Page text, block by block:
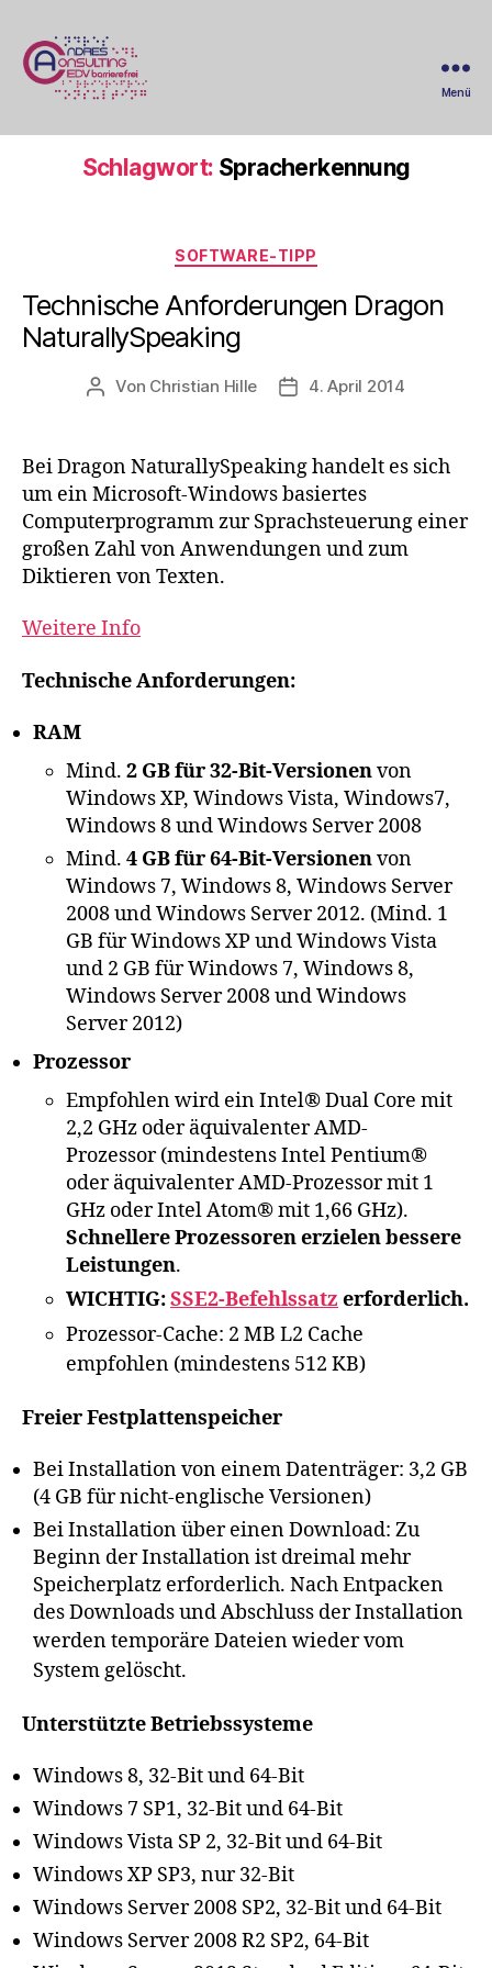
&
Consulting
Menü
Schlagwort: Spracherkennung
Kategorien
SOFTWARE-TIPP
Technische Anforderungen Dragon
NaturallySpeaking
Beitragsautor
Von Christian Hille Beitragsdatum
4. April 2014
Bei Dragon NaturallySpeaking handelt es sich
um ein Microsoft-Windows basiertes
Computerprogramm zur Sprachsteuerung einer
großen Zahl von Anwendungen und zum
Diktieren von Texten.
Weitere Info
Technische Anforderungen:
RAM
Mind. 2 GB für 32-Bit-Versionenvon
Windows XP, Windows Vista, Windows7,
Windows 8 und Windows Server 2008
Mind. 4 GB für 64-Bit-Versionenvon
Windows 7, Windows 8, Windows Server
2008 und Windows Server 2012. (Mind. 1
GB für Windows XP und Windows Vista
und 2 GB für Windows 7, Windows 8,
Windows Server 2008 und Windows
Server 2012)
Prozessor
Empfohlen wird ein Intel® Dual Core mit
2,2 GHz oder äquivalenter AMD-
Prozessor (mindestens Intel Pentium®
oder äquivalenter AMD-Prozessor mit 1
GHz oder Intel Atom® mit 1,66 GHz).
Schnellere Prozessoren erzielen bessere
Leistungen.
WICHTIG:SSE2-Befehlssatz erforderlich.
Prozessor-Cache: 2 MB L2 Cache
empfohlen (mindestens 512 KB)
Freier Festplattenspeicher
Bei Installation von einem Datenträger: 3,2 GB
(4 GB für nicht-englische Versionen)
Bei Installation über einen Download: Zu
Beginn der Installation ist dreimal mehr
Speicherplatz erforderlich. Nach Entpacken
des Downloads und Abschluss der Installation
werden temporäre Dateien wieder vom
System gelöscht.
Unterstützte Betriebssysteme
Windows 8, 32-Bit und 64-Bit
Windows 7 SP1, 32-Bit und 64-Bit
Windows Vista SP 2, 32-Bit und 64-Bit
Windows XP SP3, nur 32-Bit
Windows Server 2008 SP2, 32-Bit und 64-Bit
Windows Server 2008 R2 SP2, 64-Bit